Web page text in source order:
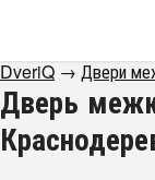
DveriQ → Двери
Дверь